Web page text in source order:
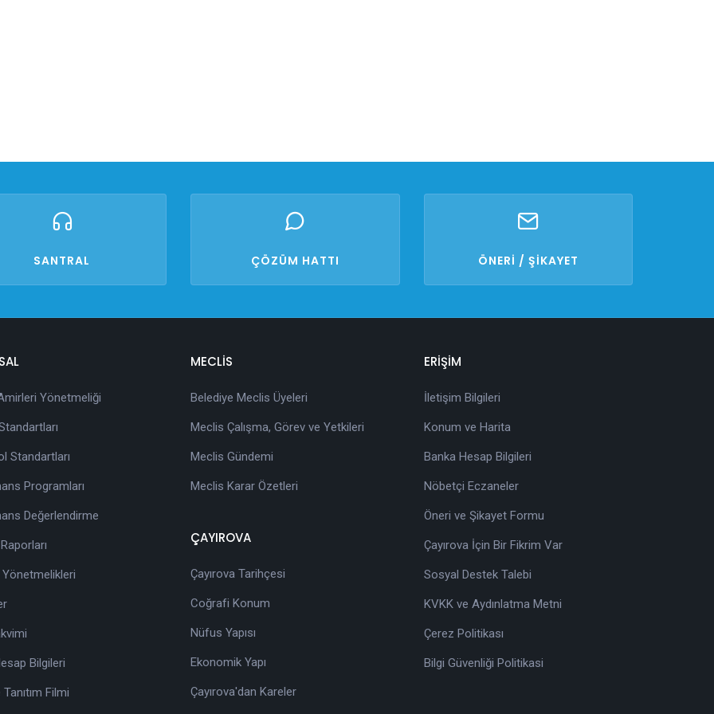
SANTRAL ÇÖZÜM HATTI ÖNERİ / ŞİKAYET
Yönetmeliği
Standartları
Programları
Değerlendirme
Yönetmelikleri
Bilgileri
Filmi
MECLİS
Belediye Meclis Üyeleri
Meclis Çalışma, Görev ve Yetkileri
Meclis Gündemi
Meclis Karar Özetleri
ÇAYIROVA
Çayırova Tarihçesi
Coğrafi Konum
Nüfus Yapısı
Ekonomik Yapı
Çayırova'dan Kareler
ERİŞİM
İletişim Bilgileri
Konum ve Harita
Banka Hesap Bilgileri
Nöbetçi Eczaneler
Öneri ve Şikayet Formu
Çayırova İçin Bir Fikrim Var
Sosyal Destek Talebi
KVKK ve Aydınlatma Metni
Çerez Politikası
Bilgi Güvenliği Politikasi